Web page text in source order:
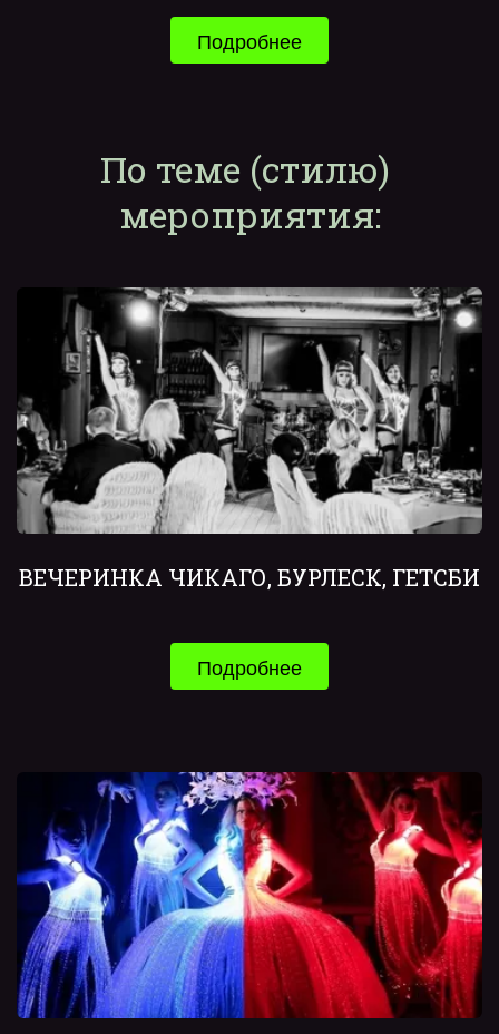
Подробнее
По теме (стилю)
мероприятия:
ВЕЧЕРИНКА ЧИКАГО, БУРЛЕСК, ГЕТСБИ
Подробнее